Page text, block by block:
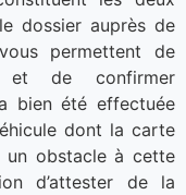
dossier auprès de
permettent de
et de confirmer
bien été effectuée
dont la carte
un obstacle à cette
d’attester de la